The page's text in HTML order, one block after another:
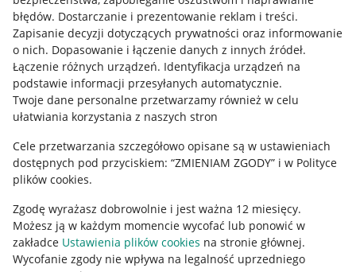
błędów. Dostarczanie i prezentowanie reklam i treści.
Zapisanie decyzji dotyczących prywatności oraz informowanie
o nich. Dopasowanie i łączenie danych z innych źródeł.
Łączenie różnych urządzeń. Identyfikacja urządzeń na
podstawie informacji przesyłanych automatycznie.
Twoje dane personalne przetwarzamy również w celu
ułatwiania korzystania z naszych stron
Cele przetwarzania szczegółowo opisane są w ustawieniach
dostępnych pod przyciskiem: “ZMIENIAM ZGODY” i w Polityce
plików cookies.
Zgodę wyrażasz dobrowolnie i jest ważna 12 miesięcy.
Możesz ją w każdym momencie wycofać lub ponowić w
zakładce Ustawienia plików cookies na stronie głównej.
Wycofanie zgody nie wpływa na legalność uprzedniego
Informacje prawne
Regulamin
Polityka plików "cookies"
Ustawienia plików "cookies"
Udostępnianie lokalizacji
Informacje dla Aktu o Usługach Cyfrowych
Pobierz aplikację